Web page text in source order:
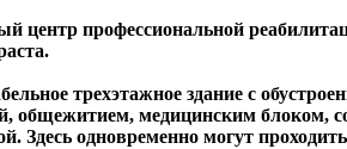
профессиональной
трехэтажное здание с
общежитием, медицинским блоком,
одновременно могут